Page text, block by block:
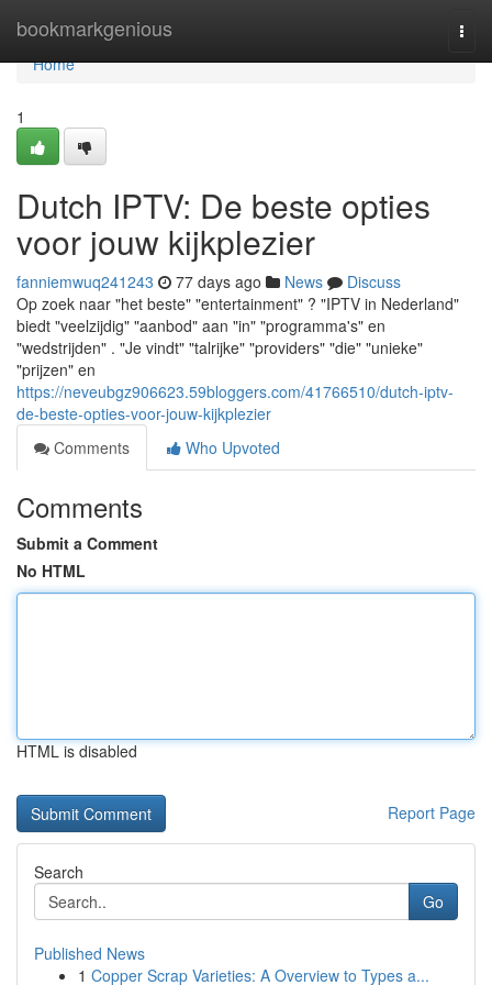
bookmarkgenious
Home
Home
1
Dutch IPTV: De beste opties
voor jouw kijkplezier
fanniemwuq241243 77 days ago News
Discuss
Op zoek naar "het beste" "entertainment" ? "IPTV in Nederland"
biedt "veelzijdig" "aanbod" aan "in" "programma's" en
"wedstrijden" . "Je vindt" "talrijke" "providers" "die" "unieke"
"prijzen" en
https://neveubgz906623.59bloggers.com/41766510/dutch-iptv-
de-beste-opties-voor-jouw-kijkplezier
Comments
Who Upvoted
Comments
Submit a Comment
No HTML
HTML is disabled
Report Page
Search
Go
Published News
1 Copper Scrap Varieties: A Overview to Types a...